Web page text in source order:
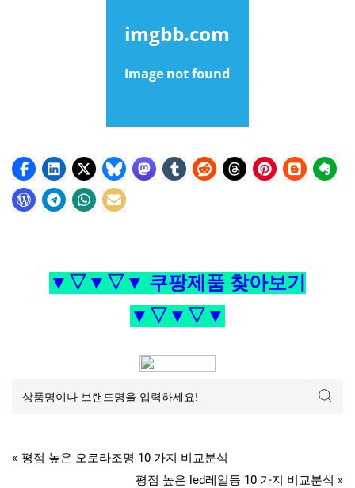
▼▽▼▽▼ 쿠팡제품 찾아보기
▼▽▼▽▼
가구/홈인테리어
글
P
평점 높은 오로라조명 10 가지 비교분석
N
평점 높은 led레일등 10 가지 비교분석